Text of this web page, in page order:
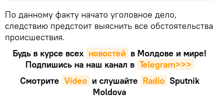
По данному факту начато уголовное дело,
следствию предстоит выяснить все обстоятельства
происшествия.
Будь в курсе всех новостей в Молдове и мире!
Подпишись на наш канал в Telegram>>>
Смотрите Video и слушайте Radio Sputnik
Moldova